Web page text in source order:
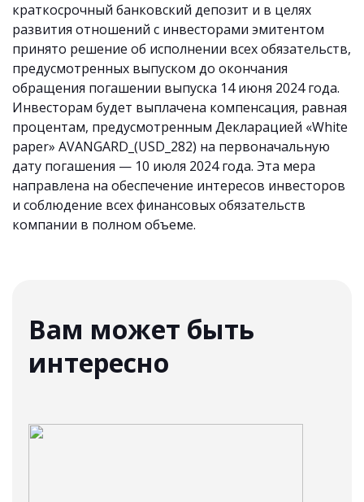
краткосрочный банковский депозит и в целях
развития отношений с инвесторами эмитентом
принято решение об исполнении всех обязательств,
предусмотренных выпуском до окончания
обращения погашении выпуска 14 июня 2024 года.
Инвесторам будет выплачена компенсация, равная
процентам, предусмотренным Декларацией «White
paper» AVANGARD_(USD_282) на первоначальную
дату погашения — 10 июля 2024 года. Эта мера
направлена на обеспечение интересов инвесторов
и соблюдение всех финансовых обязательств
компании в полном объеме.
Вам может быть
интересно